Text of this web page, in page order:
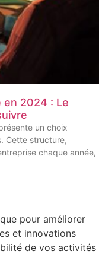
en 2024 : Le
un choix
Cette structure,
chaque année,
pour améliorer
et innovations
de vos activités